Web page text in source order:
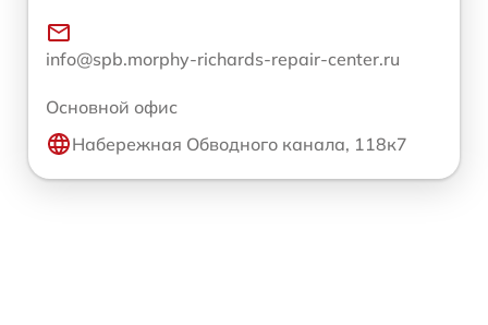
info@spb.morphy-richards-repair-center.ru
Основной офис
Набережная Обводного канала, 118к7